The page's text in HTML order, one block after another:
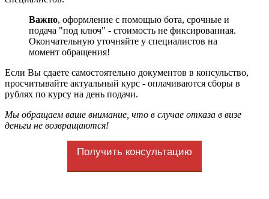
Важно, оформление с помощью бота, срочные и
подача "под ключ" - стоимость не фиксированная.
Окончательную уточняйте у специалистов на
момент обращения!
Если Вы сдаете самостоятельно документов в консульство,
просчитывайте актуальный курс - оплачиваются сборы в
рублях по курсу на день подачи.
Мы обращаем ваше внимание, что в случае отказа в визе
деньги не возвращаются!
Получить консультацию